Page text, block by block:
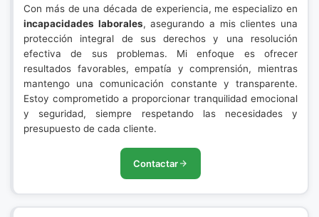
Con más de una década de experiencia, me especializo en
incapacidades laborales, asegurando a mis clientes una
protección integral de sus derechos y una resolución
efectiva de sus problemas. Mi enfoque es ofrecer
resultados favorables, empatía y comprensión, mientras
mantengo una comunicación constante y transparente.
Estoy comprometido a proporcionar tranquilidad emocional
y seguridad, siempre respetando las necesidades y
presupuesto de cada cliente.
Contactar